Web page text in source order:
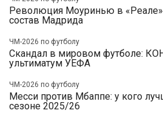
Революция Моуринью в
состав Мадрида
ЧМ-2026 по футболу
Скандал в мировом футболе:
ультиматум УЕФА
ЧМ-2026 по футболу
Месси против Мбаппе: у кого
сезоне 2025/26